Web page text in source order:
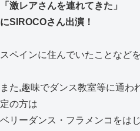
「激レアさんを連れてきた」
にSIROCOさん出演！
スペインに住んでいたことなど
また,趣味でダンス教室等に通わ
定の方は
ベリーダンス・フラメンコをは